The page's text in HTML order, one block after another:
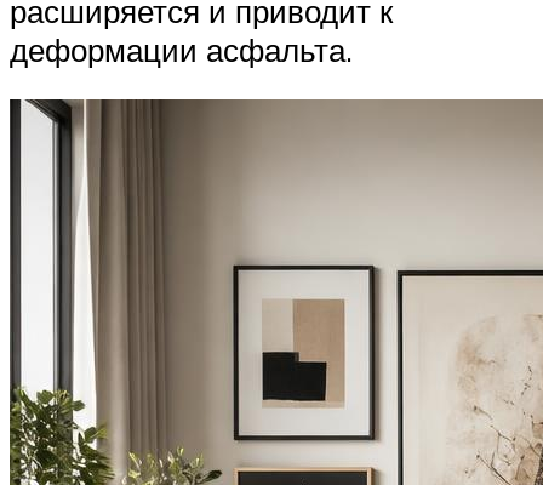
расширяется и приводит к
деформации асфальта.